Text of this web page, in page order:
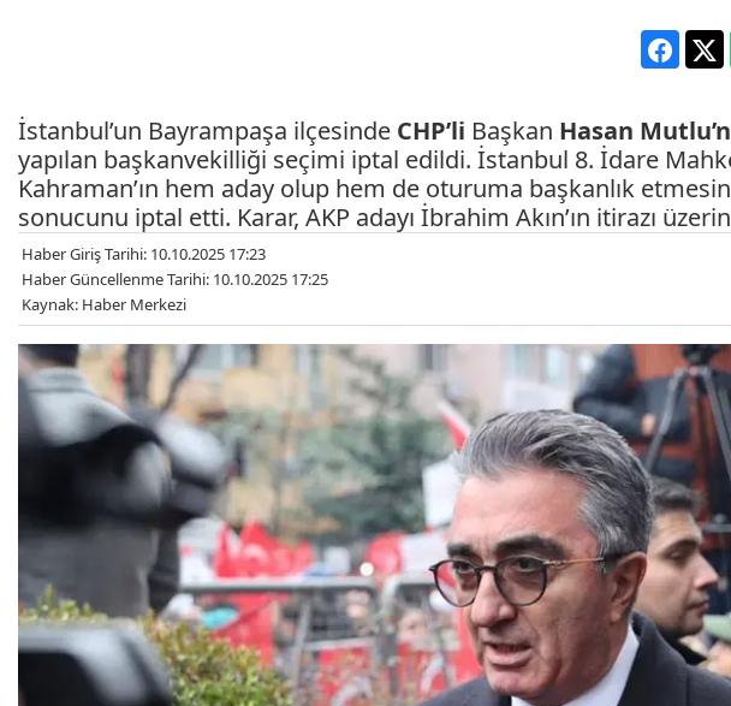
İstanbul’un Bayrampaşa ilçesinde CHP’li Başkan Hasan
yapılan başkanvekilliği seçimi iptal edildi. İstanbul 8. İdare
Kahraman’ın hem aday olup hem de oturuma başkanlık
sonucunu iptal etti. Karar, AKP adayı İbrahim Akın’ın itirazı
Haber Giriş Tarihi: 10.10.2025 17:23
Haber Güncellenme Tarihi: 10.10.2025 17:25
Kaynak: Haber Merkezi